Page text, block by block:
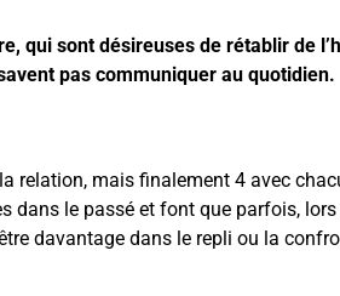
qui sont désireuses de rétablir de
pas communiquer au quotidien.
relation, mais finalement 4 avec
le passé et font que parfois, lors
davantage dans le repli ou la